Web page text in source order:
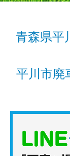
青森県平
平川市廃